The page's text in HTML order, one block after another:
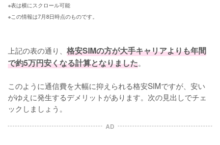
※表は横にスクロール可能
※この情報は7月8日時点のものです。
上記の表の通り、 格安SIMの方が大手キャリアよりも年間
で約5万円安くなる計算となりました。
このように通信費を大幅に抑えられる格安SIMですが、安い
がゆえに発生するデメリットがあります。次の見出しでチェ
ックしましょう。
AD